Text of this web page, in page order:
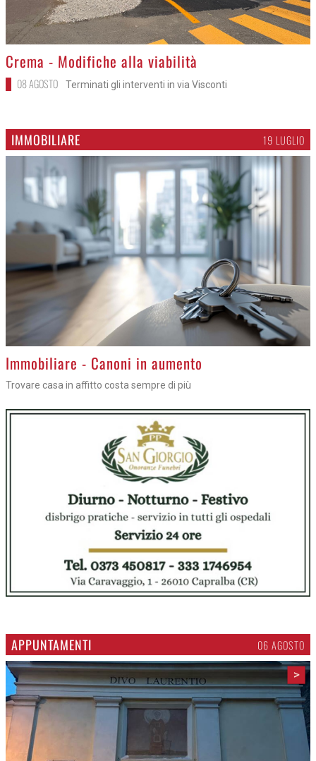
>
Crema - Modifiche alla viabilità
08 AGOSTO Terminati gli interventi in via Visconti
IMMOBILIARE 19 LUGLIO
Immobiliare - Canoni in aumento
Trovare casa in affitto costa sempre di più
APPUNTAMENTI 06 AGOSTO
>